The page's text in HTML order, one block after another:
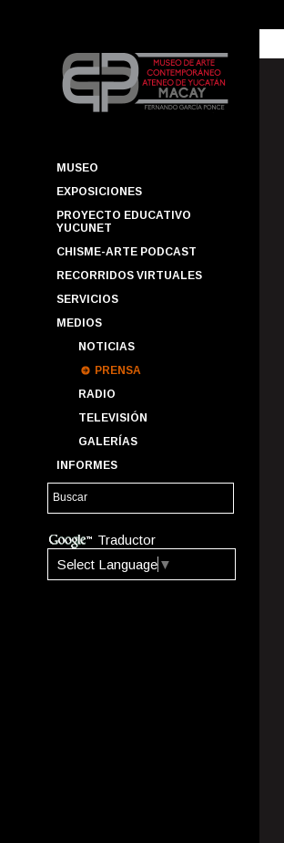
MUSEO
EXPOSICIONES
PROYECTO EDUCATIVO
YUCUNET
CHISME-ARTE PODCAST
RECORRIDOS VIRTUALES
SERVICIOS
MEDIOS
NOTICIAS
PRENSA
RADIO
TELEVISIÓN
GALERÍAS
INFORMES
Traductor
Select Language ▼